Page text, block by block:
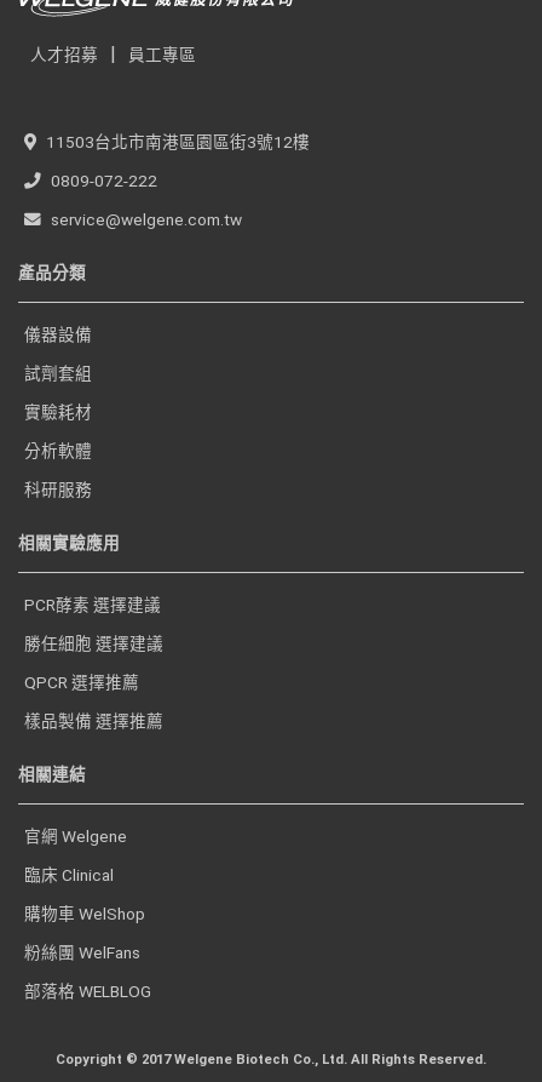
人才招募 | 員工專區
11503台北市南港區園區街3號12樓
0809-072-222
service@welgene.com.tw
產品分類
儀器設備
試劑套組
實驗耗材
分析軟體
科研服務
相關實驗應用
PCR酵素 選擇建議
勝任細胞 選擇建議
QPCR 選擇推薦
樣品製備 選擇推薦
相關連結
官網 Welgene
臨床 Clinical
購物車 WelShop
粉絲團 WelFans
部落格 WELBLOG
Copyright © 2017 Welgene Biotech Co., Ltd. All Rights Reserved.